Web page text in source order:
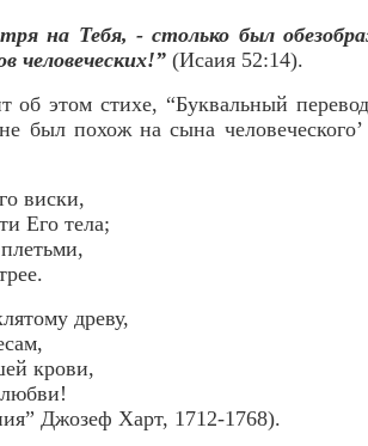
на Тебя, - столько был
человеческих!” (Исаия 52:14).
об этом стихе, “Буквальный
был похож на сына человеческого’
виски,
Его тела;
древу,
крови,
Джозеф Харт, 1712-1768).